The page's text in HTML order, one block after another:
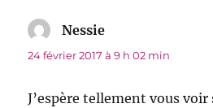
Nessie
24 février 2017 à 9 h 02 min
J’espère tellement vous